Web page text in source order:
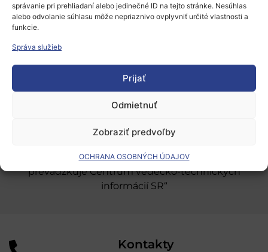
správanie pri prehliadaní alebo jedinečné ID na tejto stránke. Nesúhlas
alebo odvolanie súhlasu môže nepriaznivo ovplyvniť určité vlastnosti a
funkcie.
Správa služieb
Prijať
Odmietnuť
Zobraziť predvoľby
OCHRANA OSOBNÝCH ÚDAJOV
Európsky výskumný priestor
Grantové programy pre výskum
Odber noviniek
úniou v rámci Programu Slovensko. Portál
prevádzkuje Centrum vedecko-technických
informácií SR“
Kontakty